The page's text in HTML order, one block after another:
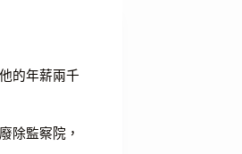
的年薪兩千
除監察院，